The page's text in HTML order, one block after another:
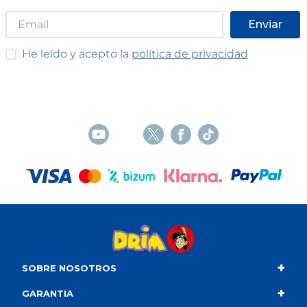
Enviar
He leído y acepto las condiciones
He leído y acepto la política de privacidad
SOBRE NOSOTROS +
Contacto
GARANTIA +